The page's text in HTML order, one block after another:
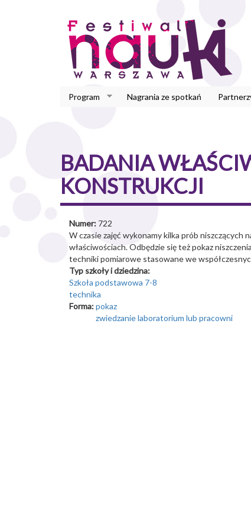
Program Nagrania ze spotkań
BADANIA
KONSTRUKCJI
Numer: 722
W czasie zajęć wykonamy kilka prób
właściwościach. Odbędzie się też pokaz
techniki pomiarowe stasowane we
Typ szkoły i dziedzina:
Szkoła podstawowa 7-8
technika
Forma:pokaz
zwiedzanie laboratorium lub pracowni